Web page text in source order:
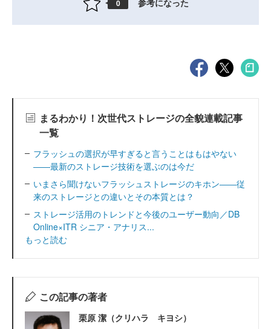
0 参考になった
まるわかり！次世代ストレージの全貌連載記事
一覧
フラッシュの選択が早すぎると言うことはもはやない
――最新のストレージ技術を選ぶのは今だ
いまさら聞けないフラッシュストレージのキホン――従
来のストレージとの違いとその本質とは？
ストレージ活用のトレンドと今後のユーザー動向／DB
Online×ITR シニア・アナリス...
もっと読む
この記事の著者
栗原 潔（クリハラ キヨシ）